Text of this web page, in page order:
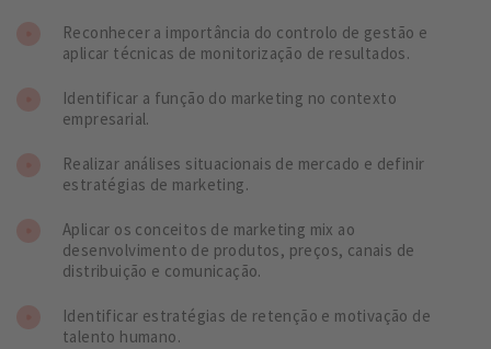
Reconhecer a importância do controlo de gestão e
aplicar técnicas de monitorização de resultados.
Identificar a função do marketing no contexto
empresarial.
Realizar análises situacionais de mercado e definir
estratégias de marketing.
Aplicar os conceitos de marketing mix ao
desenvolvimento de produtos, preços, canais de
distribuição e comunicação.
Identificar estratégias de retenção e motivação de
talento humano.